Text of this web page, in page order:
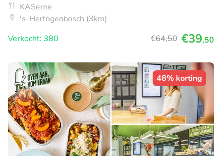
KASerne
's-Hertogenbosch (3km)
Verkocht: 380
€64,50 €39,50
48% korting